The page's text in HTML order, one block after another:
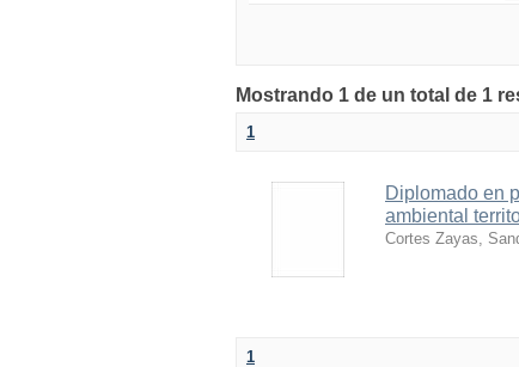
Mostrando 1 de un total de 1
1
Diplomado en
ambiental
Cortes Zayas,
1